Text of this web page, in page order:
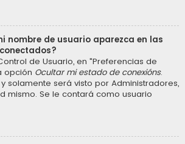
nombre de usuario aparezca en las
de Usuario, en "Preferencias de
opción Ocultar mi estado de conexións.
solamente será visto por Administradores,
mismo. Se le contará como usuario